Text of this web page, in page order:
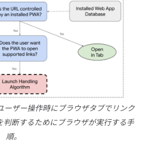
ーザー操作時にブラウザタブでリンク
判断するためにブラウザが実行する手
順。